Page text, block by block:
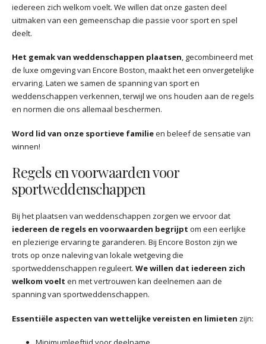
iedereen zich welkom voelt. We willen dat onze gasten deel
uitmaken van een gemeenschap die passie voor sport en spel
deelt.
Het gemak van weddenschappen plaatsen, gecombineerd met
de luxe omgeving van Encore Boston, maakt het een onvergetelijke
ervaring. Laten we samen de spanning van sport en
weddenschappen verkennen, terwijl we ons houden aan de regels
en normen die ons allemaal beschermen.
Word lid van onze sportieve familieen beleef de sensatie van
winnen!
Regels en voorwaarden voor
sportweddenschappen
Bij het plaatsen van weddenschappen zorgen we ervoor dat
iedereen de regels en voorwaarden begrijpt om een eerlijke
en plezierige ervaring te garanderen. Bij Encore Boston zijn we
trots op onze naleving van lokale wetgeving die
sportweddenschappen reguleert. We willen dat iedereen zich
welkom voelt en met vertrouwen kan deelnemen aan de
spanning van sportweddenschappen.
Essentiële aspecten van wettelijke vereisten en limieten zijn: